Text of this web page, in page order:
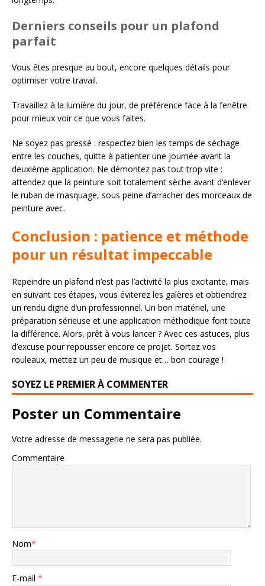
Derniers conseils pour un plafond
parfait
Vous êtes presque au bout, encore quelques détails pour
optimiser votre travail.
Travaillez à la lumière du jour, de préférence face à la fenêtre
pour mieux voir ce que vous faites.
Ne soyez pas pressé : respectez bien les temps de séchage
entre les couches, quitte à patienter une journée avant la
deuxième application. Ne démontez pas tout trop vite :
attendez que la peinture soit totalement sèche avant d’enlever
le ruban de masquage, sous peine d’arracher des morceaux de
peinture avec.
Conclusion : patience et méthode
pour un résultat impeccable
Repeindre un plafond n’est pas l’activité la plus excitante, mais
en suivant ces étapes, vous éviterez les galères et obtiendrez
un rendu digne d’un professionnel. Un bon matériel, une
préparation sérieuse et une application méthodique font toute
la différence. Alors, prêt à vous lancer ? Avec ces astuces, plus
d’excuse pour repousser encore ce projet. Sortez vos
rouleaux, mettez un peu de musique et… bon courage !
SOYEZ LE PREMIER À COMMENTER
Poster un Commentaire
Votre adresse de messagerie ne sera pas publiée.
Commentaire
Nom*
E-mail *